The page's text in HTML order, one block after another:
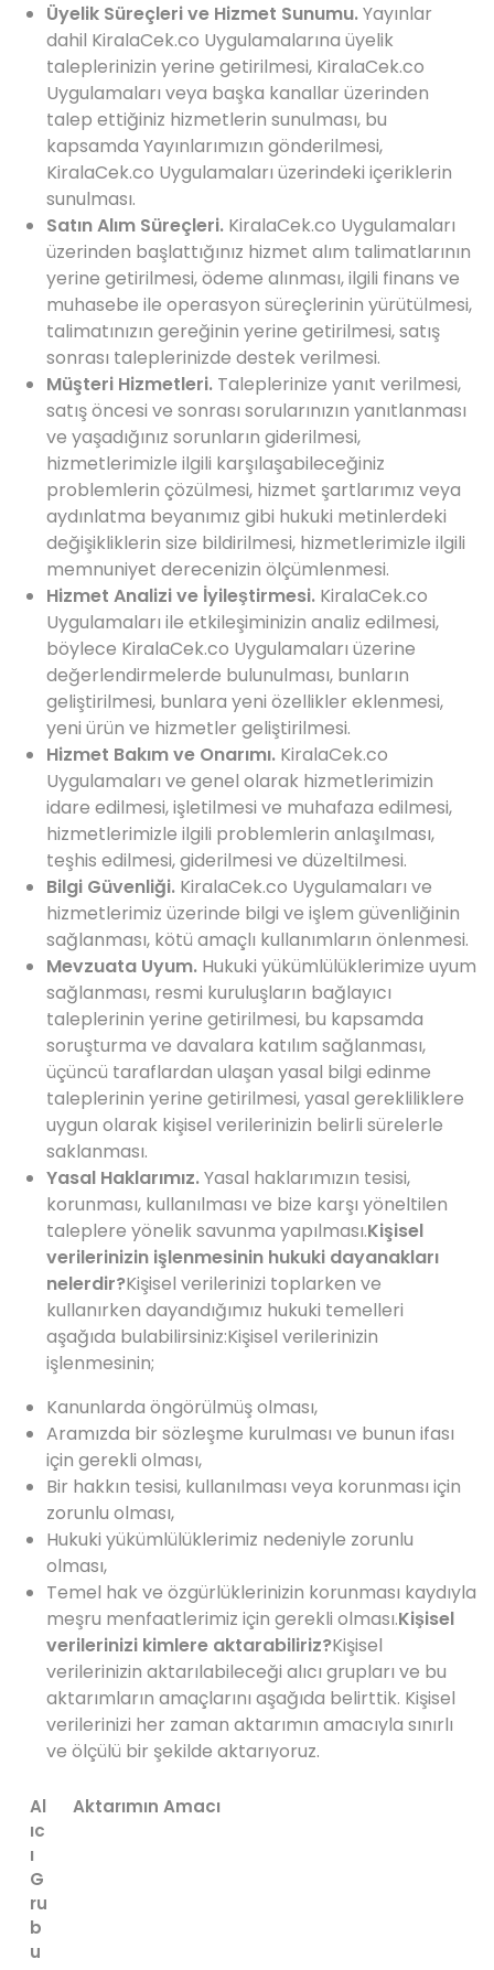
Üyelik Süreçleri ve Hizmet Sunumu.Yayınlar
dahil KiralaCek.co Uygulamalarına üyelik
taleplerinizin yerine getirilmesi, KiralaCek.co
Uygulamaları veya başka kanallar üzerinden
talep ettiğiniz hizmetlerin sunulması, bu
kapsamda Yayınlarımızın gönderilmesi,
KiralaCek.co Uygulamaları üzerindeki içeriklerin
sunulması.
Satın Alım Süreçleri. KiralaCek.co Uygulamaları
üzerinden başlattığınız hizmet alım talimatlarının
yerine getirilmesi, ödeme alınması, ilgili finans ve
muhasebe ile operasyon süreçlerinin yürütülmesi,
talimatınızın gereğinin yerine getirilmesi, satış
sonrası taleplerinizde destek verilmesi.
Müşteri Hizmetleri. Taleplerinize yanıt verilmesi,
satış öncesi ve sonrası sorularınızın yanıtlanması
ve yaşadığınız sorunların giderilmesi,
hizmetlerimizle ilgili karşılaşabileceğiniz
problemlerin çözülmesi, hizmet şartlarımız veya
aydınlatma beyanımız gibi hukuki metinlerdeki
değişikliklerin size bildirilmesi, hizmetlerimizle ilgili
memnuniyet derecenizin ölçümlenmesi.
Hizmet Analizi ve İyileştirmesi. KiralaCek.co
Uygulamaları ile etkileşiminizin analiz edilmesi,
böylece KiralaCek.co Uygulamaları üzerine
değerlendirmelerde bulunulması, bunların
geliştirilmesi, bunlara yeni özellikler eklenmesi,
yeni ürün ve hizmetler geliştirilmesi.
Hizmet Bakım ve Onarımı. KiralaCek.co
Uygulamaları ve genel olarak hizmetlerimizin
idare edilmesi, işletilmesi ve muhafaza edilmesi,
hizmetlerimizle ilgili problemlerin anlaşılması,
teşhis edilmesi, giderilmesi ve düzeltilmesi.
Bilgi Güvenliği. KiralaCek.co Uygulamaları ve
hizmetlerimiz üzerinde bilgi ve işlem güvenliğinin
sağlanması, kötü amaçlı kullanımların önlenmesi.
Mevzuata Uyum. Hukuki yükümlülüklerimize uyum
sağlanması, resmi kuruluşların bağlayıcı
taleplerinin yerine getirilmesi, bu kapsamda
soruşturma ve davalara katılım sağlanması,
üçüncü taraflardan ulaşan yasal bilgi edinme
taleplerinin yerine getirilmesi, yasal gerekliliklere
uygun olarak kişisel verilerinizin belirli sürelerle
saklanması.
Yasal Haklarımız.Yasal haklarımızın tesisi,
korunması, kullanılması ve bize karşı yöneltilen
taleplere yönelik savunma yapılması.Kişisel
verilerinizin işlenmesinin hukuki dayanakları
nelerdir?Kişisel verilerinizi toplarken ve
kullanırken dayandığımız hukuki temelleri
aşağıda bulabilirsiniz:Kişisel verilerinizin
işlenmesinin;
Kanunlarda öngörülmüş olması,
Aramızda bir sözleşme kurulması ve bunun ifası
için gerekli olması,
Bir hakkın tesisi, kullanılması veya korunması için
zorunlu olması,
Hukuki yükümlülüklerimiz nedeniyle zorunlu
olması,
Temel hak ve özgürlüklerinizin korunması kaydıyla
meşru menfaatlerimiz için gerekli olması.Kişisel
verilerinizi kimlere aktarabiliriz?Kişisel
verilerinizin aktarılabileceği alıcı grupları ve bu
aktarımların amaçlarını aşağıda belirttik. Kişisel
verilerinizi her zaman aktarımın amacıyla sınırlı
ve ölçülü bir şekilde aktarıyoruz.
Al
ıc
ı
G
ru
b
u
Aktarımın Amacı